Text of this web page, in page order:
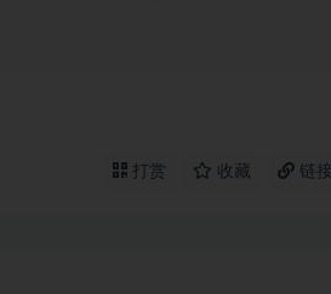
打赏 收藏 链接